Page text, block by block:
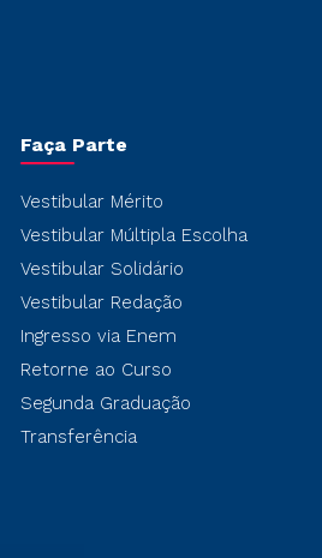
Faça Parte
Vestibular Mérito
Vestibular Múltipla Escolha
Vestibular Solidário
Vestibular Redação
Ingresso via Enem
Retorne ao Curso
Segunda Graduação
Transferência